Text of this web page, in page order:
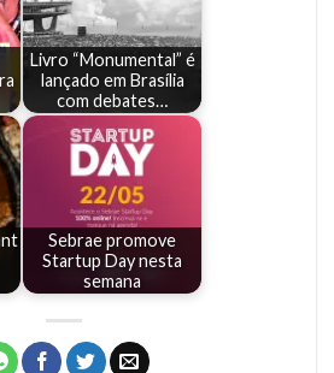
Livro “Monumental” é
lançado em Brasília
com debates…
Sebrae promove
Startup Day nesta
semana